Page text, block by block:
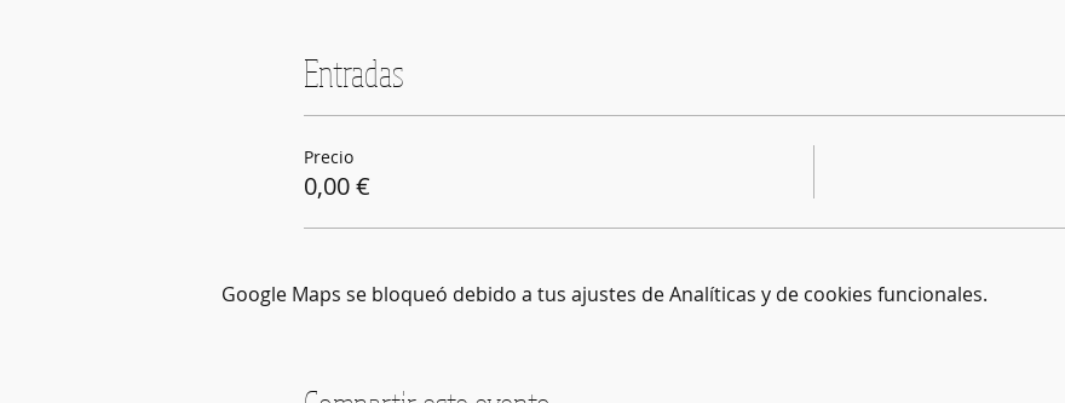
Entradas
Precio
0,00 €
Google Maps se bloqueó debido a tus ajustes de Analíticas y de cookies funcionales.